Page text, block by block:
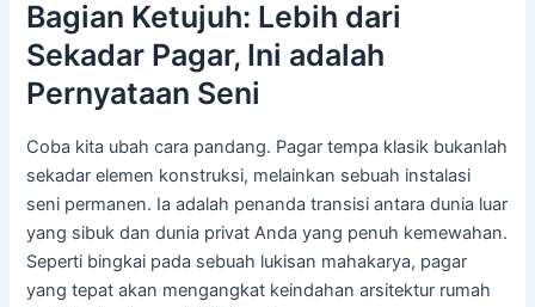
Bagian Ketujuh: Lebih dari
Sekadar Pagar, Ini adalah
Pernyataan Seni
Coba kita ubah cara pandang. Pagar tempa klasik bukanlah
sekadar elemen konstruksi, melainkan sebuah instalasi
seni permanen. Ia adalah penanda transisi antara dunia luar
yang sibuk dan dunia privat Anda yang penuh kemewahan.
Seperti bingkai pada sebuah lukisan mahakarya, pagar
yang tepat akan mengangkat keindahan arsitektur rumah